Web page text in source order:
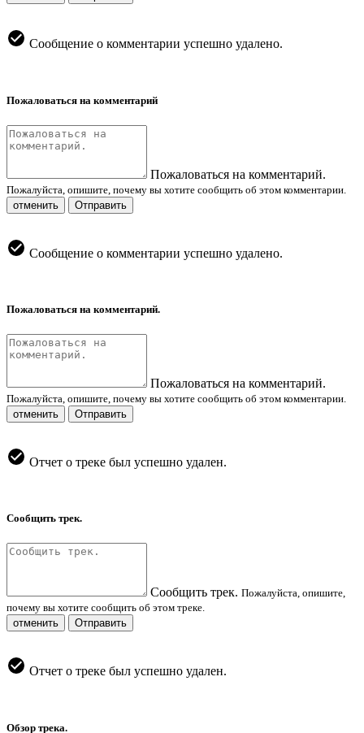
Сообщение о комментарии успешно удалено.
Пожаловаться на комментарий
Пожаловаться на комментарий.
Пожалуйста, опишите, почему вы хотите сообщить об этом комментарии.
отменить
Отправить
Сообщение о комментарии успешно удалено.
Пожаловаться на комментарий.
Пожаловаться на комментарий.
Пожалуйста, опишите, почему вы хотите сообщить об этом комментарии.
отменить
Отправить
Отчет о треке был успешно удален.
Сообщить трек.
Сообщить трек. Пожалуйста, опишите,
почему вы хотите сообщить об этом треке.
отменить
Отправить
Отчет о треке был успешно удален.
Обзор трека.